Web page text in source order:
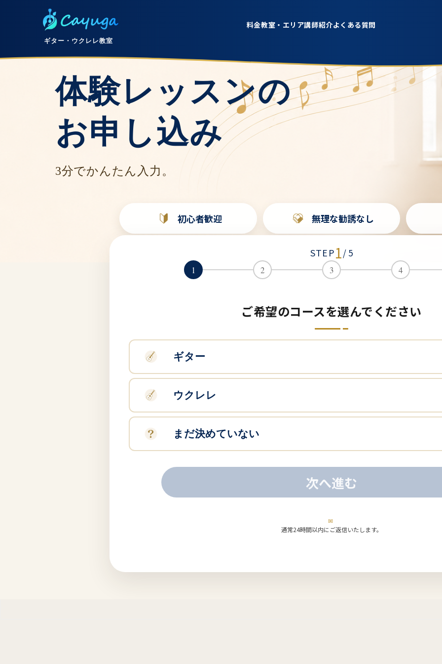
ギター・ウクレレ教室
料金教室・エリア講師紹介よくある質問
体験レッスンの
お申し込み
3分でかんたん入力。
初心者歓迎 無理な勧誘なし
STEP1/ 5
1 2 3 4
ご希望のコースを選んでください
ギター
ウクレレ
まだ決めていない
次へ進む
✉
通常24時間以内にご返信いたします。